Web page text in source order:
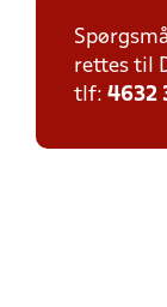
rettes til
tlf: 4632